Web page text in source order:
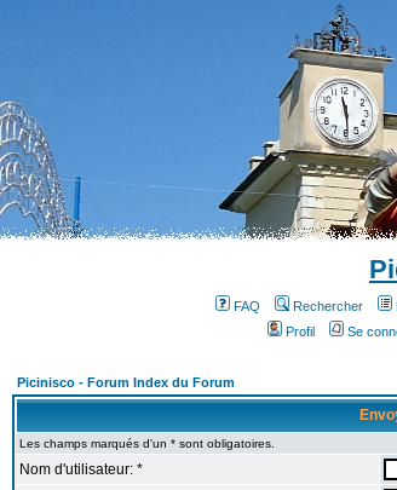
FAQ Rechercher
Profil
Se
Picinisco - Forum Index du Forum
Les champs marqués d'un * sont obligatoires.
Nom d'utilisateur: *